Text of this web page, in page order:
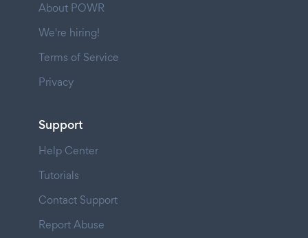
About POWR
We're hiring!
Terms of Service
Privacy
Support
Help Center
Tutorials
Contact Support
Report Abuse